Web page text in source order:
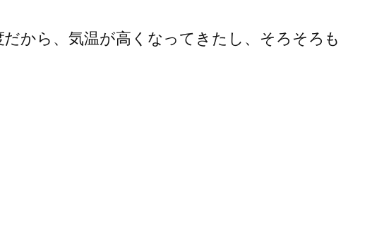
から、気温が高くなってきたし、そろそろも